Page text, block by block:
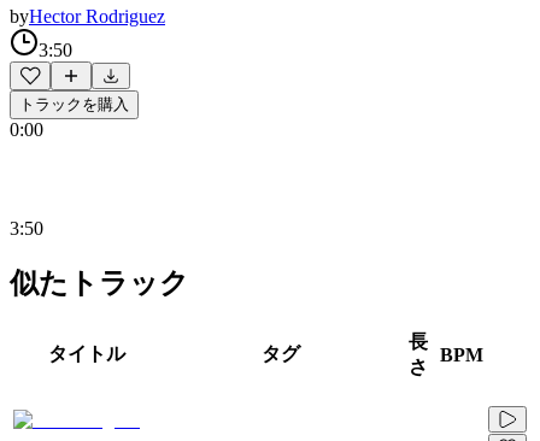
byHector Rodriguez
3:50
トラックを購入
0:00
3:50
似たトラック
タイトル タグ
長
さ
BPM